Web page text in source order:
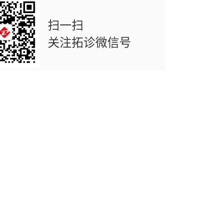
扫一扫
关注拓诊微信号